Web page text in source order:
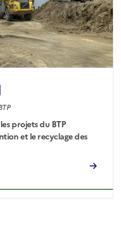
projets du BTP
et le recyclage des